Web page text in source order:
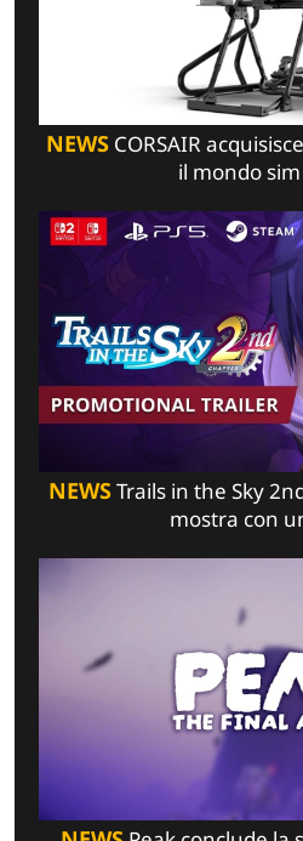
NEWSCORSAIR
il mondo
NEWSTrails in the Sky
mostra con